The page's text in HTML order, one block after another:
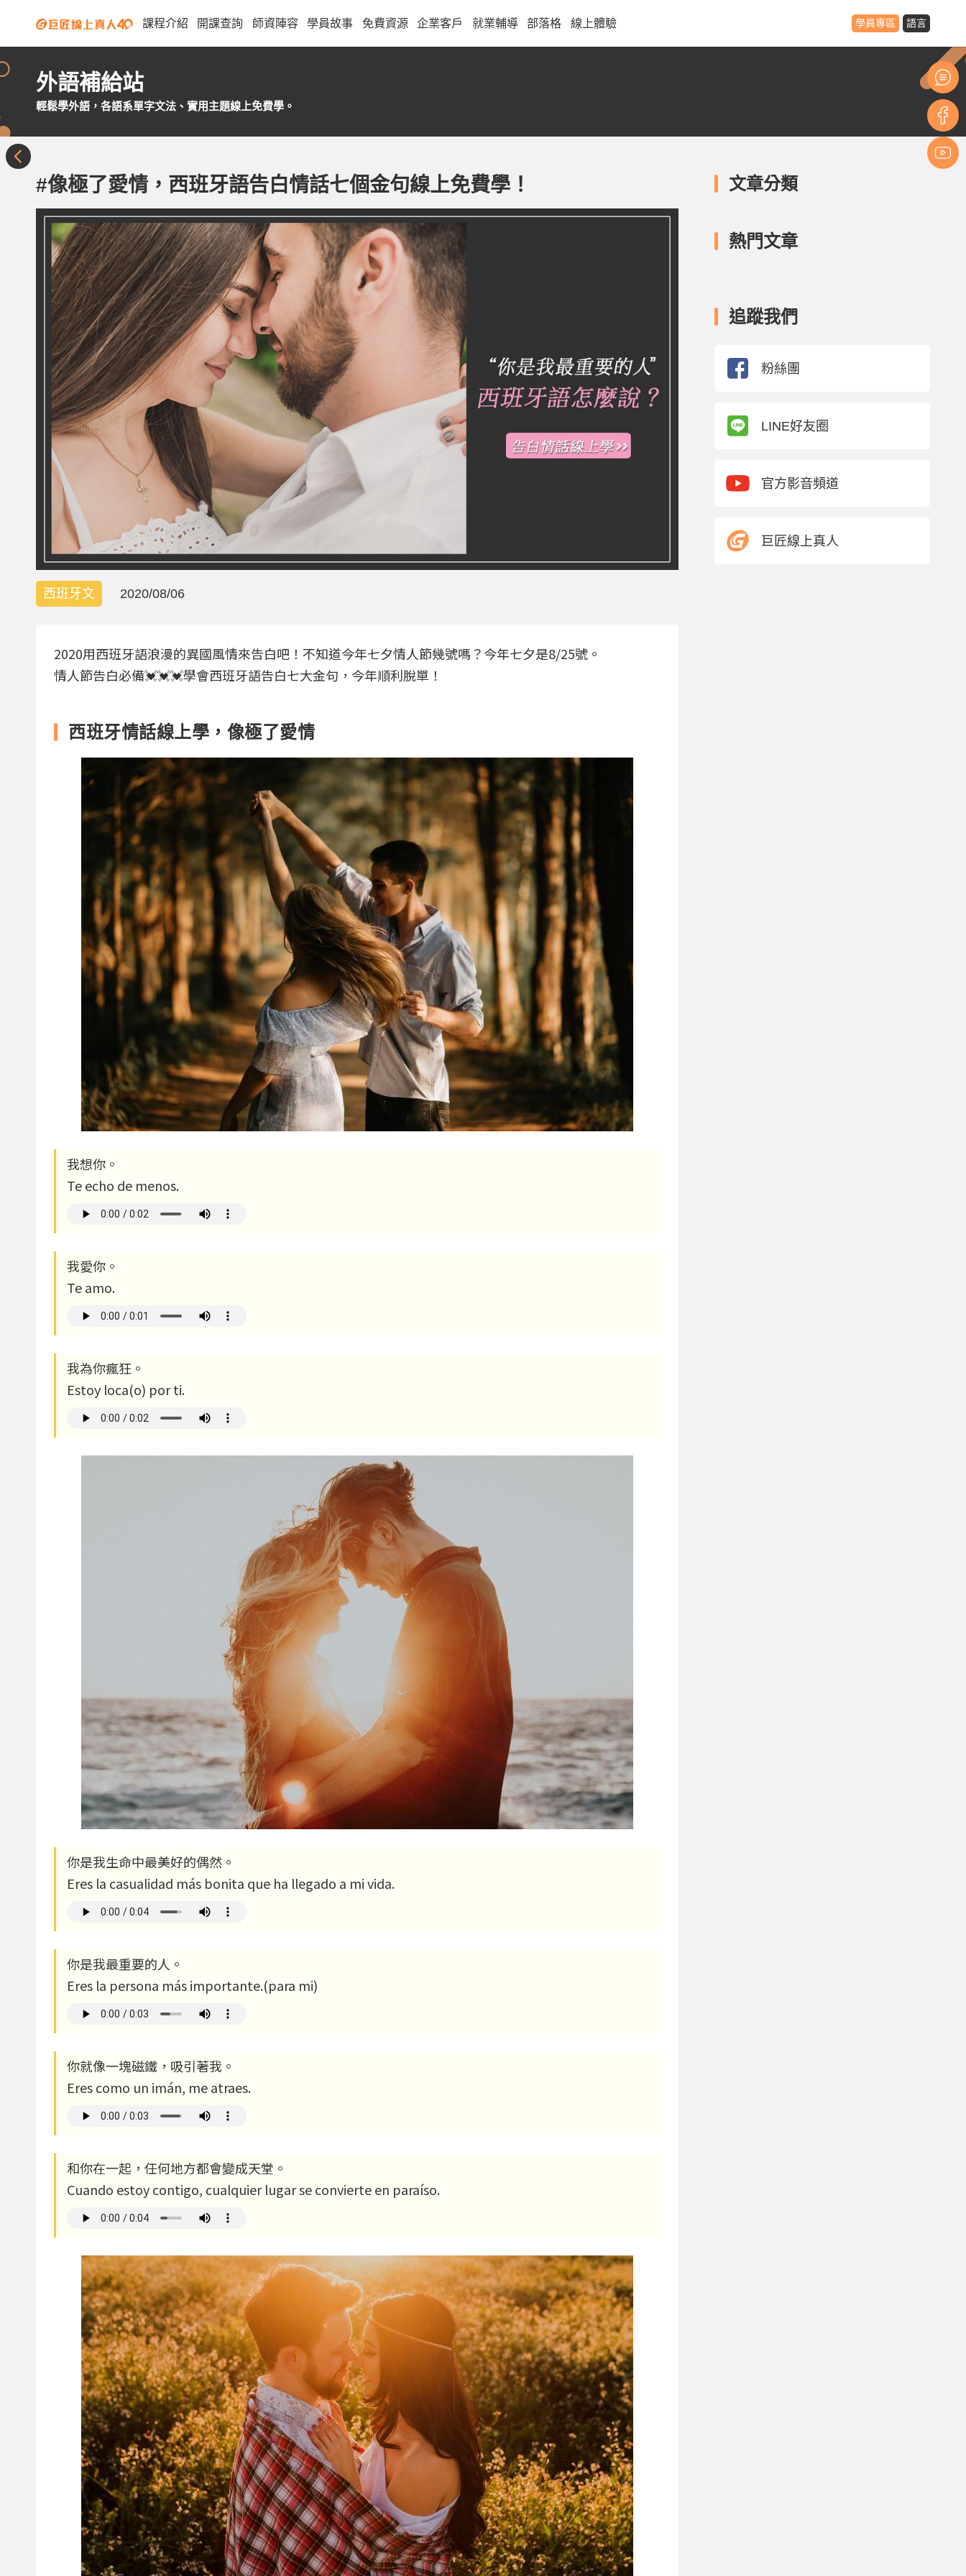
課程介紹 開課查詢 師資陣容 學員故事 免費資源 企業客戶 就業輔導 部落格 線上體驗 學員專區 語言
外語補給站
輕鬆學外語，各語系單字文法、實用主題線上免費學。
#像極了愛情，西班牙語告白情話七個金句線上免費學！
西班牙文 2020/08/06
2020用西班牙語浪漫的異國風情來告白吧！不知道今年七夕情人節幾號嗎？今年七夕是8/25號。
情人節告白必備💓💓💓學會西班牙語告白七大金句，今年順利脫單！
西班牙情話線上學，像極了愛情
我想你。
Te echo de menos.
我愛你。
Te amo.
我為你瘋狂。
Estoy loca(o) por ti.
你是我生命中最美好的偶然。
Eres la casualidad más bonita que ha llegado a mi vida.
你是我最重要的人。
Eres la persona más importante.(para mi)
你就像一塊磁鐵，吸引著我。
Eres como un imán, me atraes.
和你在一起，任何地方都會變成天堂。
Cuando estoy contigo, cualquier lugar se convierte en paraíso.
文章分類
熱門文章
追蹤我們
粉絲團
LINE好友圈
官方影音頻道
巨匠線上真人